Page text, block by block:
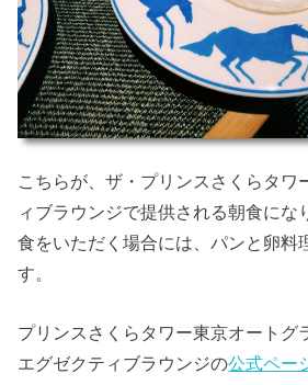
こちらが、ザ・プリンスさくらタワ
ィブラウンジで提供される朝食にな
食をいただく場合には、パンと卵料
す。
プリンスさくらタワー東京オートグ
エグゼクティブラウンジの公式ペー